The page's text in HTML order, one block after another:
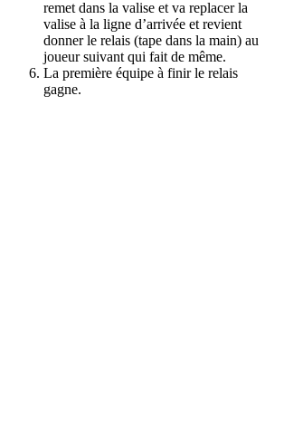
remet dans la valise et va replacer la
valise à la ligne d’arrivée et revient
donner le relais (tape dans la main) au
joueur suivant qui fait de même.
La première équipe à finir le relais
gagne.